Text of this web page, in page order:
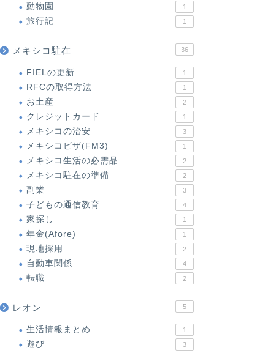
動物園 1
旅行記 1
メキシコ駐在 36
FIELの更新 1
RFCの取得方法 1
お土産 2
クレジットカード 1
メキシコの治安 3
メキシコビザ(FM3) 1
メキシコ生活の必需品 2
メキシコ駐在の準備 2
副業 3
子どもの通信教育 4
家探し 1
年金(Afore) 1
現地採用 2
自動車関係 4
転職 2
レオン 5
生活情報まとめ 1
遊び 3